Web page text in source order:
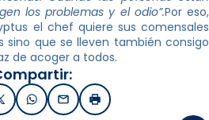
los problemas y el odio”.Por eso,
el chef quiere sus comensales
sino que se lleven también consigo
de acoger a todos.
/ Twitter
WhatsApp
EmailImprimir